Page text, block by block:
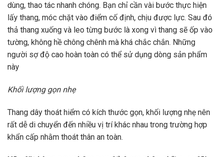
dùng, thao tác nhanh chóng. Bạn chỉ cần vài bước thực hiện
lấy thang, móc chặt vào điểm cố định, chịu được lực. Sau đó
thả thang xuống và leo từng bước là xong vì thang sẽ ốp vào
tường, không hề chông chênh mà khá chắc chắn. Những
người sợ độ cao hoàn toàn có thể sử dụng dòng sản phẩm
này
Khối lượng gọn nhẹ
Thang dây thoát hiểm có kích thước gọn, khối lượng nhẹ nên
rất dễ di chuyển đến nhiều vị trí khác nhau trong trường hợp
khẩn cấp nhằm thoát thân an toàn.